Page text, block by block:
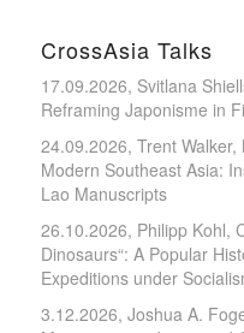
CrossAsia Talks
17.09.2026, Svitlana
Reframing Japonisme in
24.09.2026, Trent
Modern Southeast Asia:
Lao Manuscripts
26.10.2026, Philipp Kohl,
Dinosaurs“: A Popular
Expeditions under
3.12.2026, Joshua A.